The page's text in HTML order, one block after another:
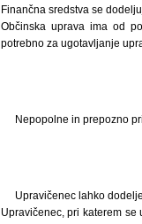
Finančna sredstva se
Občinska uprava ima od
potrebno za ugotavljanje
Nepopolne in prepozno
Upravičenec lahko
Upravičenec, pri katerem